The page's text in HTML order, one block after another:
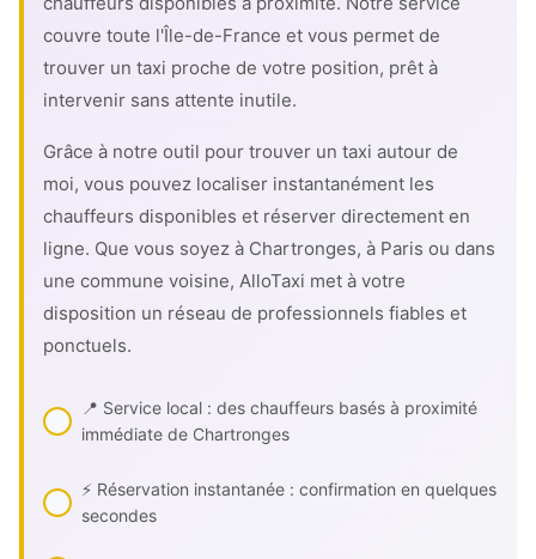
couvre toute l'Île-de-France et vous permet de
trouver un taxi proche de votre position, prêt à
intervenir sans attente inutile.
Grâce à notre outil pour trouver un taxi autour de
moi, vous pouvez localiser instantanément les
chauffeurs disponibles et réserver directement en
ligne. Que vous soyez à Chartronges, à Paris ou dans
une commune voisine, AlloTaxi met à votre
disposition un réseau de professionnels fiables et
ponctuels.
📍 Service local : des chauffeurs basés à proximité
immédiate de Chartronges
⚡ Réservation instantanée : confirmation en quelques
secondes